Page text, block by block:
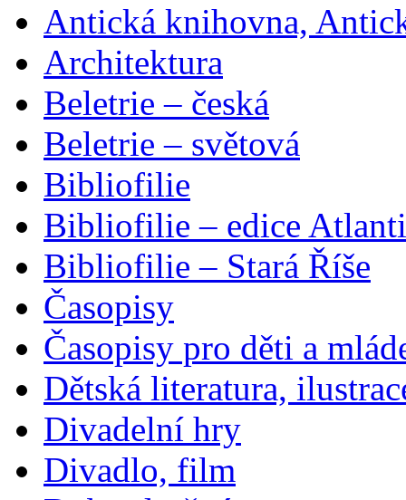
Antická knihovna,
Architektura
Beletrie – česká
Beletrie – světová
Bibliofilie
Bibliofilie – edice
Bibliofilie – Stará Říše
Časopisy
Časopisy pro děti a
Dětská literatura,
Divadelní hry
Divadlo, film